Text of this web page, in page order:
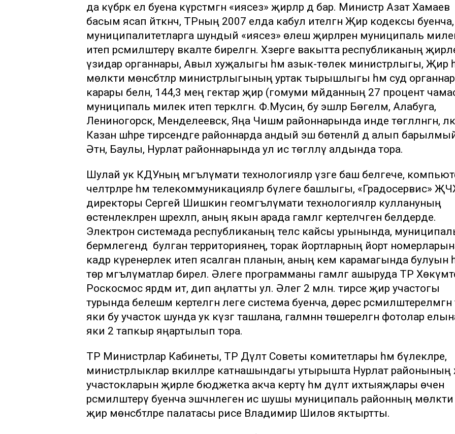
да күбрәк ел буена күрсәтмәгән «иясез» җирләр дә бар. Министр Азат Хамаев
басым ясап әйткәнчә, ТРның 2007 елда кабул ителгән Җир кодексы буенча,
муниципалитетларга шундый «иясез» өлеш җирләрен муниципаль
итеп рәсмиләштерү вәкаләте бирелгән. Хәзерге вакытта республиканың
үзидарә органнары, Авыл хуҗалыгы һәм азык-төлек министрлыгы, Җир
мөлкәти мөнәсәбәтләр министрлыгының уртак тырышлыгы һәм суд
карары белән, 144,3 мең гектар җир (гомуми мәйданның 27 процент
муниципаль милек итеп теркәлгән. Ф.Мусин, бу эшләр Бөгелмә, Алабуга,
Лениногорск, Менделеевск, Яңа Чишмә районнарында инде төгәлләнгән,
Казан шәһәре тирәсендәге районнарда андый эш бөтенләй дә алып
Әтнә, Баулы, Нурлат районнарында ул исә төгәлләү алдында тора.
Шулай ук КДУның мәгълүмати технологияләр үзәге баш белгече,
челтәрләре һәм телекоммуникацияләр бүлеге башлыгы, «Градосервис»
директоры Сергей Шишкин геомәгълүмати технологияләр куллануның
өстенлекләрен шәрехләп, аның якын арада гамәлгә кертеләчәген белдерде.
Электрон системада республиканың теләсә кайсы урынында,
берәмлегендә булган территориянең, торак йортларның йорт
кадәр күренерлек итеп ясалган планын, аның кем карамагында булуын
төр мәгълүматлар бирелә. Әлеге программаны гамәлгә ашыруда ТР
Роскосмос ярдәм итә, дип аңлатты ул. Әлегә 2 млн. тирәсе җир участогы
турында белешмә кертелгән әлеге система буенча, дөрес рәсмиләштерелмәгән
яки бу участок шунда ук күзгә ташлана, галәмнән төшерелгән фотолар
яки 2 тапкыр яңартылып тора.
ТР Министрлар Кабинеты, ТР Дәүләт Советы комитетлары һәм бүлекләре,
министрлыклар вәкилләре катнашындагы утырышта Нурлат районының
участокларын җирле бюджетка акча кертү һәм дәүләт ихтыяҗлары өчен
рәсмиләштерү буенча эшчәнлеген исә шушы муниципаль районның мөлкәти
җир мөнәсәбәтләре палатасы рәисе Владимир Шилов яктыртты.